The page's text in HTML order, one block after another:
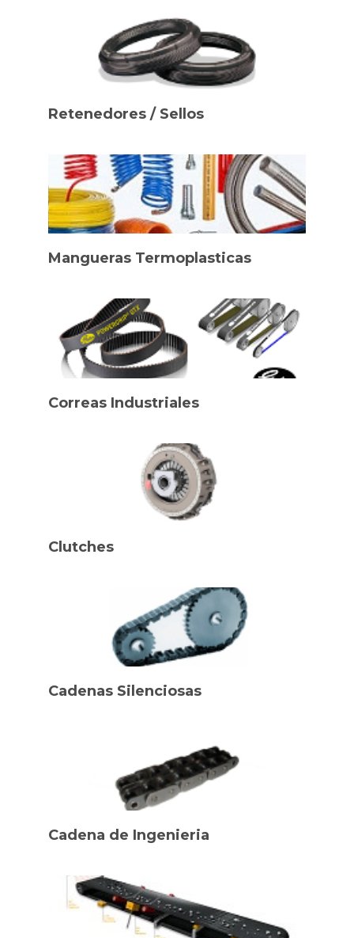
Retenedores / Sellos
Mangueras Termoplasticas
Correas Industriales
Clutches
Cadenas Silenciosas
Cadena de Ingenieria